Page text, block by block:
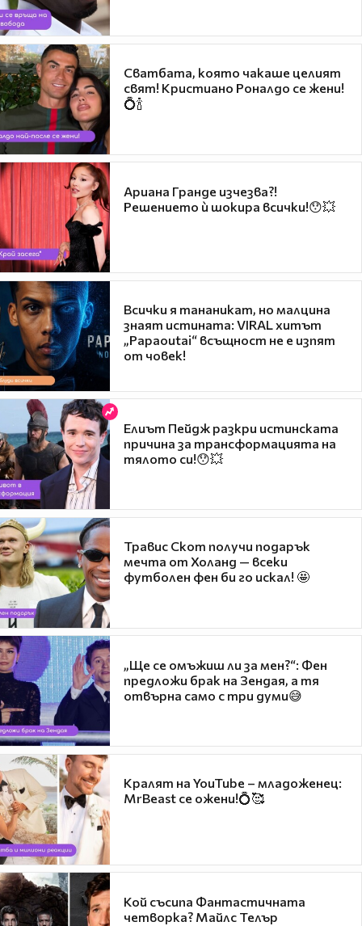
Сватбата, която чакаше целият
свят! Кристиано Роналдо се жени!
💍🍾
Ариана Гранде изчезва?!
Решението ѝ шокира всички!😯💥
Всички я тананикат, но малцина
знаят истината: VIRAL хитът
„Papaoutai“ всъщност не е изпят
от човек!
Елиът Пейдж разкри истинската
причина за трансформацията на
тялото си!😯💥
Травис Скот получи подарък
мечта от Холанд — всеки
футболен фен би го искал! 🤩
„Ще се омъжиш ли за мен?“: Фен
предложи брак на Зендая, а тя
отвърна само с три думи😅
Кралят на YouTube – младоженец:
MrBeast се ожени!💍🥰
Кой съсипа Фантастичната
четворка? Майлс Телър